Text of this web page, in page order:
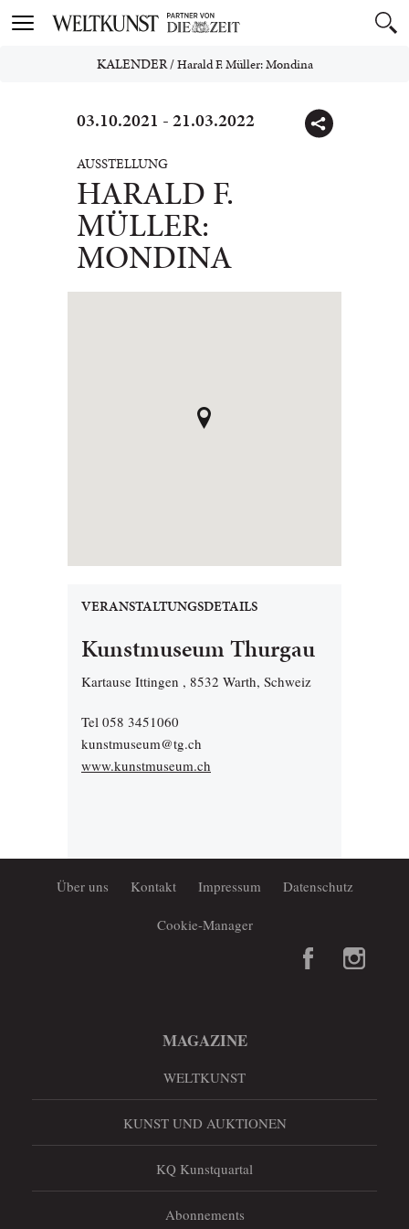
Toggle
KALENDER/Harald F. Müller: Mondina
03.10.2021 - 21.03.2022
AUSSTELLUNG
HARALD F.
MÜLLER:
MONDINA
VERANSTALTUNGSDETAILS
Kunstmuseum Thurgau
Kartause Ittingen , 8532 Warth, Schweiz
Tel 058 3451060
kunstmuseum@tg.ch
www.kunstmuseum.ch
Über uns Kontakt Impressum Datenschutz
Cookie-Manager
MAGAZINE
WELTKUNST
KUNST UND AUKTIONEN
KQ Kunstquartal
Abonnements